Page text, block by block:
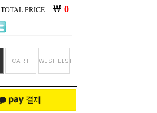
TOTAL PRICE ￦ 0
CART WISHLIST